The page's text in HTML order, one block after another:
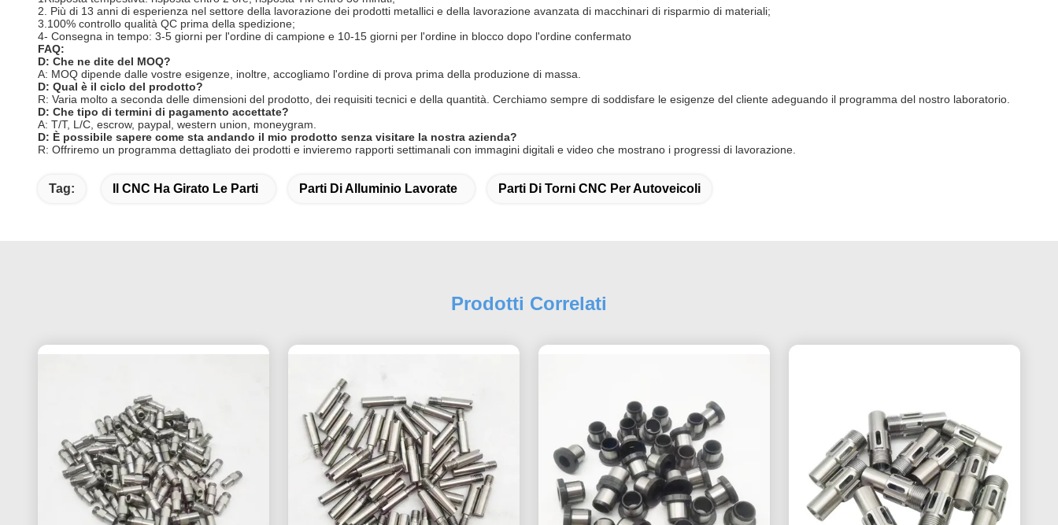
2. Più di 13 anni di esperienza nel settore della lavorazione dei prodotti metallici e della lavorazione avanzata di macchinari di risparmio di materiali;
3.100% controllo qualità QC prima della spedizione;
4- Consegna in tempo: 3-5 giorni per l'ordine di campione e 10-15 giorni per l'ordine in blocco dopo l'ordine confermato
FAQ:
D: Che ne dite del MOQ?
A: MOQ dipende dalle vostre esigenze, inoltre, accogliamo l'ordine di prova prima della produzione di massa.
D: Qual è il ciclo del prodotto?
R: Varia molto a seconda delle dimensioni del prodotto, dei requisiti tecnici e della quantità. Cerchiamo sempre di soddisfare le esigenze del cliente adeguando il programma del nostro laboratorio.
D: Che tipo di termini di pagamento accettate?
A: T/T, L/C, escrow, paypal, western union, moneygram.
D: È possibile sapere come sta andando il mio prodotto senza visitare la nostra azienda?
R: Offriremo un programma dettagliato dei prodotti e invieremo rapporti settimanali con immagini digitali e video che mostrano i progressi di lavorazione.
Tag: Il CNC Ha Girato Le Parti Parti Di Alluminio Lavorate Parti Di Torni CNC Per Autoveicoli
Prodotti Correlati